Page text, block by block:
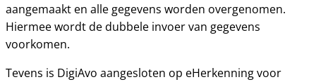
aangemaakt en alle gegevens worden overgenomen.
Hiermee wordt de dubbele invoer van gegevens
voorkomen.
Tevens is DigiAvo aangesloten op eHerkenning voor